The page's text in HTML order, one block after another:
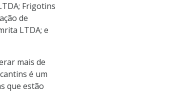
Frigotins
de
LTDA; e
mais de
é um
que estão